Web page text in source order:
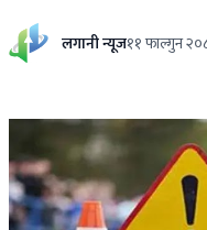
लगानी न्यूज११ फाल्गुन